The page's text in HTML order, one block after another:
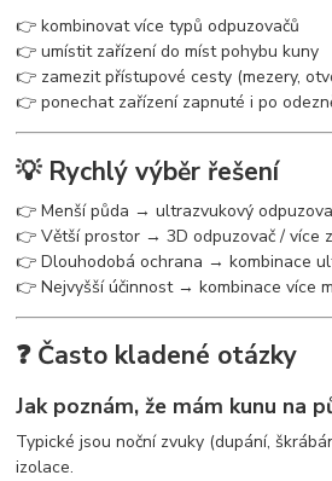
👉 kombinovat více typů odpuzovačů
👉 umístit zařízení do míst pohybu kuny
👉 zamezit přístupové cesty (mezery,
👉 ponechat zařízení zapnuté i po
💡 Rychlý výběr řešení
👉 Menší půda → ultrazvukový
👉 Větší prostor → 3D odpuzovač / více
👉 Dlouhodobá ochrana → kombinace
👉 Nejvyšší účinnost → kombinace více
❓ Často kladené otázky
Jak poznám, že mám kunu na
Typické jsou noční zvuky (dupání,
izolace.